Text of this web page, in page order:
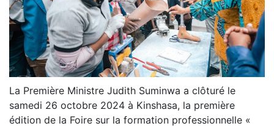
La Première Ministre Judith Suminwa a clôturé le
samedi 26 octobre 2024 à Kinshasa, la première
édition de la Foire sur la formation professionnelle «